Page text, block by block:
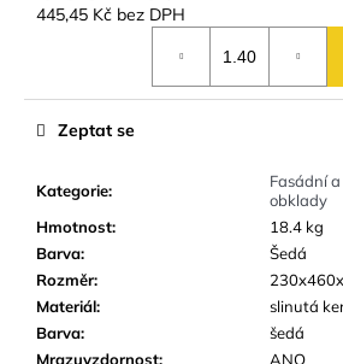
445,45 Kč bez DPH
Kategorie:
Fasádní
obklady
Hmotnost:
18.4 kg
Barva:
Šedá
Rozměr:
Materiál:
slinutá
Barva:
šedá
Mrazuvzdornost:
ANO
Zeptat se
e
e
DLAŽBA
ARTPORT
WHITE
60X60
CM